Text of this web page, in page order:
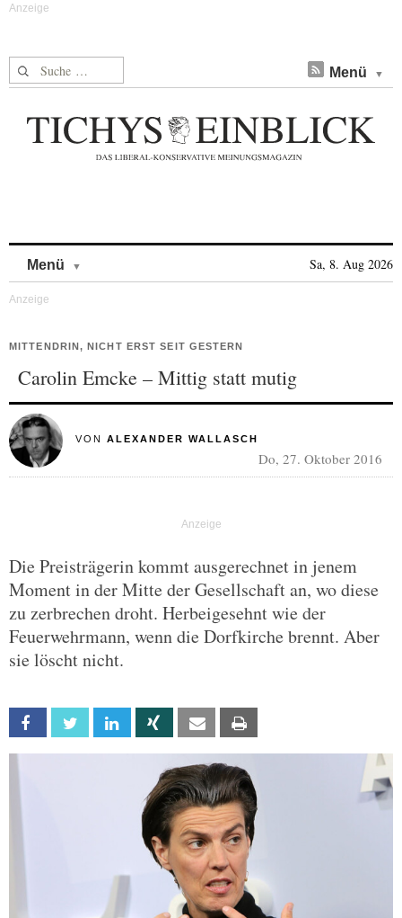
Suche nach: Menü
Menü Sa, 8. Aug 2026
MITTENDRIN, NICHT ERST SEIT GESTERN
Carolin Emcke – Mittig statt mutig
VON ALEXANDER WALLASCH
Do, 27. Oktober 2016
Die Preisträgerin kommt ausgerechnet in jenem
Moment in der Mitte der Gesellschaft an, wo diese
zu zerbrechen droht. Herbeigesehnt wie der
Feuerwehrmann, wenn die Dorfkirche brennt. Aber
sie löscht nicht.
Facebook Twitter Linkedin Xing Email